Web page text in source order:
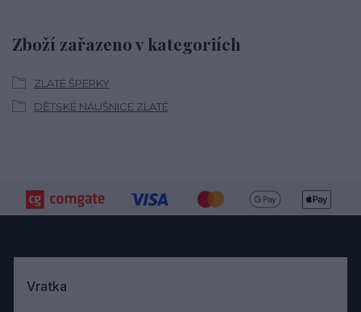
Zboží zařazeno v kategoriích
ZLATÉ ŠPERKY
DĚTSKÉ NÁUŠNICE ZLATÉ